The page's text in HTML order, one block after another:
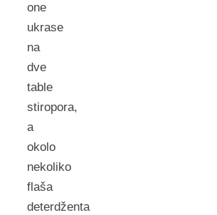
one
ukrase
na
dve
table
stiropora,
a
okolo
nekoliko
flaša
deterdženta